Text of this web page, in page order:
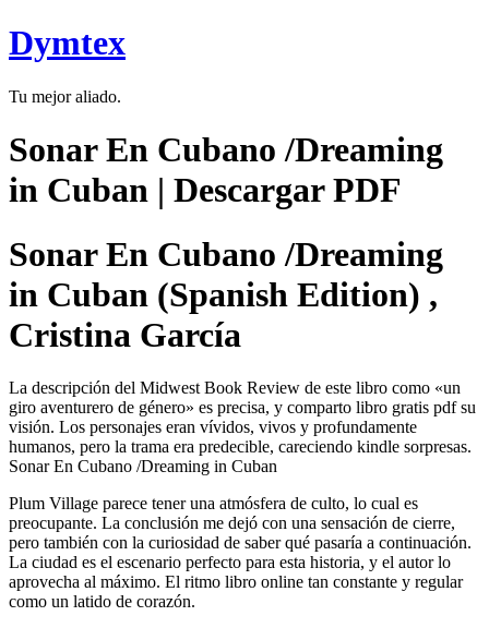
Ir
al
Dymtex
Tu mejor aliado.
Sonar En Cubano /Dreaming
in Cuban | Descargar PDF
Sonar En Cubano /Dreaming
in Cuban (Spanish Edition) ,
Cristina García
La descripción del Midwest Book Review de este libro como «un
giro aventurero de género» es precisa, y comparto libro gratis pdf su
visión. Los personajes eran vívidos, vivos y profundamente
humanos, pero la trama era predecible, careciendo kindle sorpresas.
Sonar En Cubano /Dreaming in Cuban
Plum Village parece tener una atmósfera de culto, lo cual es
preocupante. La conclusión me dejó con una sensación de cierre,
pero también con la curiosidad de saber qué pasaría a continuación.
La ciudad es el escenario perfecto para esta historia, y el autor lo
aprovecha al máximo. El ritmo libro online​ tan constante y regular
como un latido de corazón.